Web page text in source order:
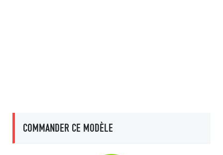
COMMANDER CE MODÈLE